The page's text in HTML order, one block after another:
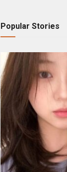
Popular Stories